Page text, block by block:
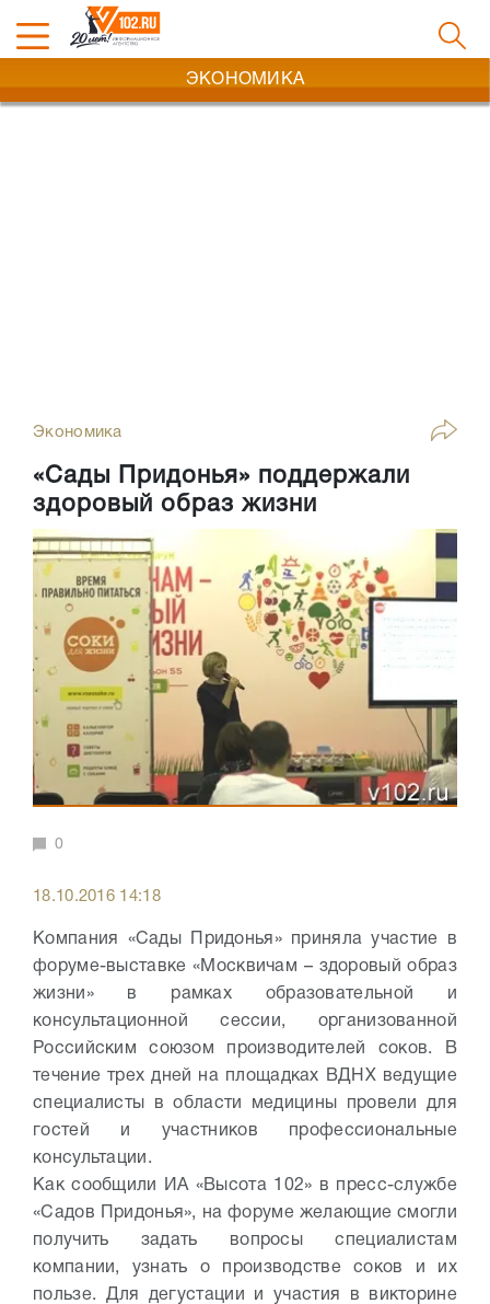
ЭКОНОМИКА
Экономика
«Сады Придонья» поддержали
здоровый образ жизни
0
18.10.2016 14:18
Компания «Сады Придонья» приняла участие в
форуме-выставке «Москвичам – здоровый образ
жизни» в рамках образовательной и
консультационной сессии, организованной
Российским союзом производителей соков. В
течение трех дней на площадках ВДНХ ведущие
специалисты в области медицины провели для
гостей и участников профессиональные
консультации.
Как сообщили ИА «Высота 102» в пресс-службе
«Садов Придонья», на форуме желающие смогли
получить задать вопросы специалистам
компании, узнать о производстве соков и их
пользе. Для дегустации и участия в викторине